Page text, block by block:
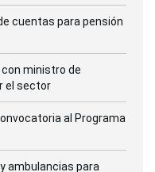
cuentas para pensión
con ministro de
el sector
al Programa
ambulancias para